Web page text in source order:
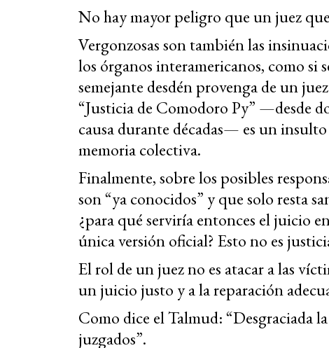
No hay mayor peligro que un juez
Vergonzosas son también las
los órganos interamericanos, como
semejante desdén provenga de un
“Justicia de Comodoro Py” —desde
causa durante décadas— es un
memoria colectiva.
Finalmente, sobre los posibles
son “ya conocidos” y que solo resta
¿para qué serviría entonces el juicio
única versión oficial? Esto no es
El rol de un juez no es atacar a las
un juicio justo y a la reparación
Como dice el Talmud: “Desgraciada
juzgados”.